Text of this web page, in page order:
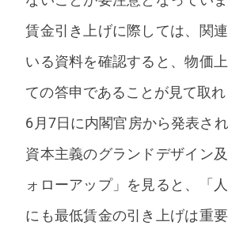
賃金引き上げに際しては、関
いる資料を確認すると、物価
ての答申であることが見て取
6月7日に内閣官房から発表さ
資本主義のグランドデザイン
ォローアップ」を見ると、「
にも最低賃金の引き上げは重